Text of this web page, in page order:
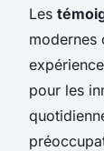
Les
modernes
pour les